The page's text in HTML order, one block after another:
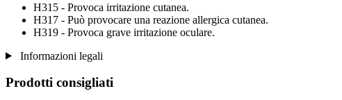
H315 - Provoca irritazione cutanea.
H317 - Può provocare una reazione allergica cutanea.
H319 - Provoca grave irritazione oculare.
Informazioni legali
Prodotti consigliati